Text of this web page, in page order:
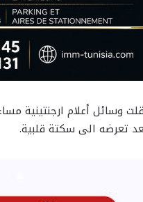
وسائل أعلام ارجنتينية
تعرضه الى سكتة قلبية.